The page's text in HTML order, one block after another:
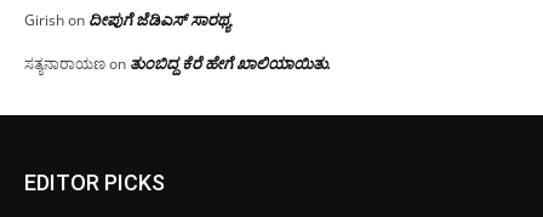
Girishon ದೀಪುಗೆ ಜೆಡಿಎಸ್ ಸಾರಥ್ಯ
ಸತ್ಯನಾರಾಯಣon ತುಂಬಿದ್ದ ಕೆರೆ ಹೇಗೆ ಖಾಲಿಯಾಯಿತು.
EDITOR PICKS